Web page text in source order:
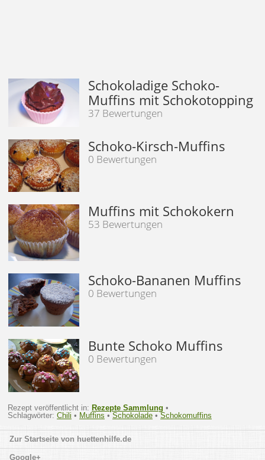
Schokoladige Schoko-
Muffins mit Schokotopping
37 Bewertungen
Schoko-Kirsch-Muffins
0 Bewertungen
Muffins mit Schokokern
53 Bewertungen
Schoko-Bananen Muffins
0 Bewertungen
Bunte Schoko Muffins
0 Bewertungen
Rezept veröffentlicht in: Rezepte Sammlung •
Schlagwörter: Chili • Muffins • Schokolade • Schokomuffins
huettenhilfe.de
Google+